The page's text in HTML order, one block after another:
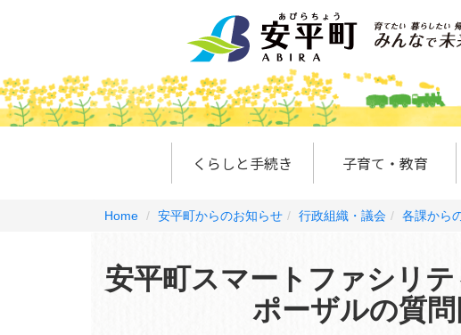
くらしと手続き 子育て・教育
Home 安平町からのお知らせ 行政組織・議会 各課から
安平町スマートファシリ
ポーザルの質